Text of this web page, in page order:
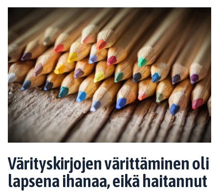
Värityskirjojen värittäminen oli
lapsena ihanaa, eikä haitannut